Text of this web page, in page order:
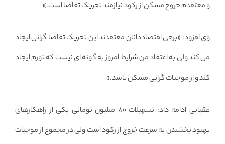
و معتقدم خروج مسکن از رکود نیازمند تحریک تقاضا است.»
وی افزود: «برخی اقتصاددانان معتقدند این تحریک تقاضا گرانی ایجاد
می کند ولی به اعتقاد من شرایط امروز به گونه ای نیست که تورم ایجاد
کند و از موجبات گرانی مسکن باشد.»
عقبایی ادامه داد: تسهیلات ۸۰ میلیون تومانی یکی از راهکارهای
بهبود بخشیدن به سرعت خروج از رکود است ولی در مجموع از موجبات